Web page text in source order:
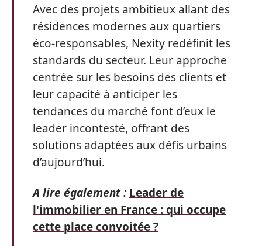
Avec des projets ambitieux allant des
résidences modernes aux quartiers
éco-responsables, Nexity redéfinit les
standards du secteur. Leur approche
centrée sur les besoins des clients et
leur capacité à anticiper les
tendances du marché font d’eux le
leader incontesté, offrant des
solutions adaptées aux défis urbains
d’aujourd’hui.
A lire également : Leader de
l'immobilier en France : qui occupe
cette place convoitée ?